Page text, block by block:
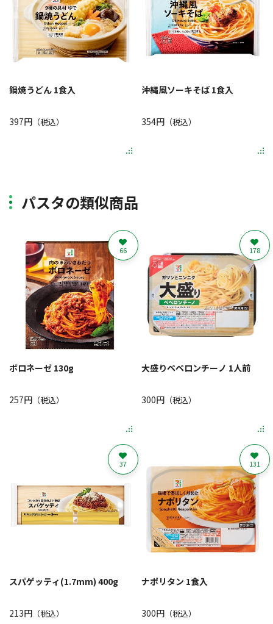
鍋焼うどん 1食入
397円 （税込）
沖縄風ソーキそば 1食入
354円（税込）
パスタの類似商品
ボロネーゼ 130g
257円 （税込）
66
大盛りペペロンチーノ 1人前
300円（税込）
178
スパゲッティ(1.7mm) 400g
213円 （税込）
37
ナポリタン 1食入
300円（税込）
131